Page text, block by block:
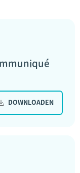
DOWNLOADEN